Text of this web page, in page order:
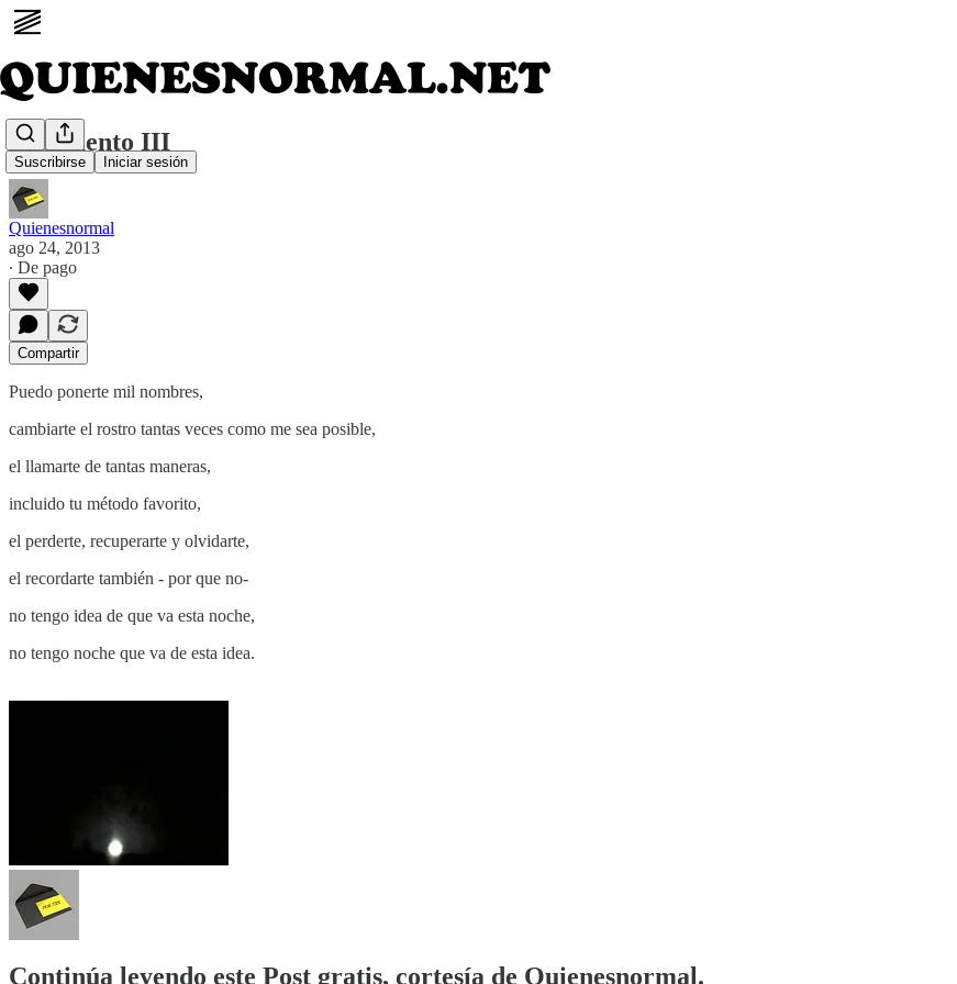
Suscribirse Iniciar sesión
Fragmento III
Quienesnormal
ago 24, 2013
∙ De pago
Compartir
Puedo ponerte mil nombres,
cambiarte el rostro tantas veces como me sea posible,
el llamarte de tantas maneras,
incluido tu método favorito,
el perderte, recuperarte y olvidarte,
el recordarte también - por que no-
no tengo idea de que va esta noche,
no tengo noche que va de esta idea.
Continúa leyendo este Post gratis, cortesía de Quienesnormal.